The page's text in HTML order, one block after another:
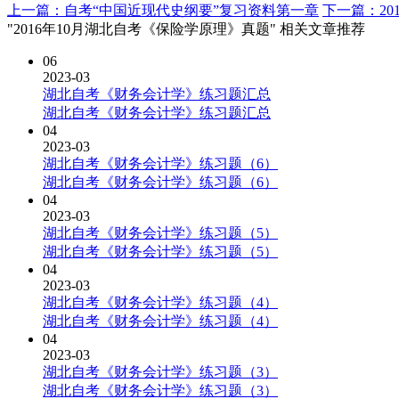
上一篇：自考“中国近现代史纲要”复习资料第一章 下一篇：
"2016年10月湖北自考《保险学原理》真题" 相关文章推荐
06
2023-03
湖北自考《财务会计学》练习题汇总
湖北自考《财务会计学》练习题汇总
04
2023-03
湖北自考《财务会计学》练习题（6）
湖北自考《财务会计学》练习题（6）
04
2023-03
湖北自考《财务会计学》练习题（5）
湖北自考《财务会计学》练习题（5）
04
2023-03
湖北自考《财务会计学》练习题（4）
湖北自考《财务会计学》练习题（4）
04
2023-03
湖北自考《财务会计学》练习题（3）
湖北自考《财务会计学》练习题（3）